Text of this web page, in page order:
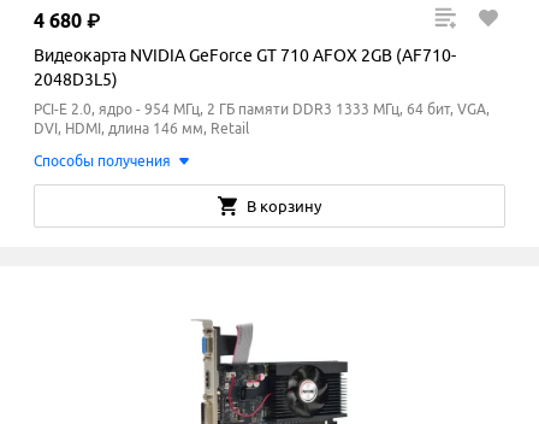
4 680 ₽
Видеокарта NVIDIA GeForce GT 710 AFOX 2GB (AF710-
2048D3L5)
PCI-E 2.0, ядро - 954 МГц, 2 ГБ памяти DDR3 1333 МГц, 64 бит, VGA,
DVI, HDMI, длина 146 мм, Retail
Способы получения
В корзину